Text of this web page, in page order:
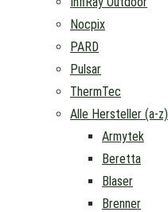
Nocpix
PARD
Pulsar
ThermTec
Alle Hersteller (a-z)
Armytek
Beretta
Blaser
Brenner